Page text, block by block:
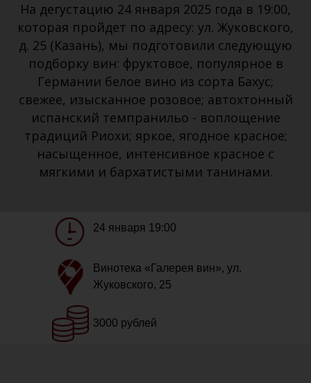
На дегустацию 24 января 2025 года в 19:00,
которая пройдет по адресу: ул. Жуковского,
д. 25 (Казань), мы подготовили следующую
подборку вин: фруктовое, популярное в
Германии белое вино из сорта Бахус;
свежее, изысканное розовое; автохтонный
испанский темпранильо - воплощение
традиций Риохи; яркое, ягодное красное;
насыщенное, интенсивное красное с
мягкими и бархатистыми танинами.
24 января 19:00
Винотека «Галерея вин», ул.
Жуковского, 25
3000 рублей